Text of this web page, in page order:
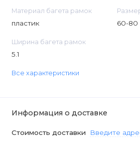
Материал багета рамок
пластик 60-80
Ширина багета рамок
5.1
Все характеристики
Информация о доставке
Стоимость доставки Введите